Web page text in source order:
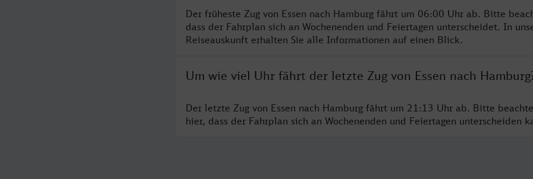
Der früheste Zug von Essen nach Hamburg fährt um 06:00 Uhr ab. Bitte
dass der Fahrplan sich an Wochenenden und Feiertagen unterscheidet. In
Reiseauskunft erhalten Sie alle Informationen auf einen Blick.
Um wie viel Uhr fährt der letzte Zug von Essen nach
Der letzte Zug von Essen nach Hamburg fährt um 21:13 Uhr ab. Bitte
hier, dass der Fahrplan sich an Wochenenden und Feiertagen unterscheiden